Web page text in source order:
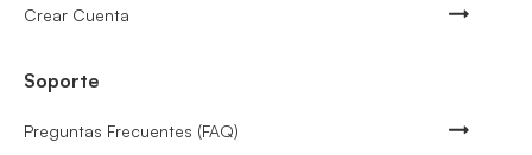
Crear Cuenta
Soporte
Preguntas Frecuentes (FAQ)